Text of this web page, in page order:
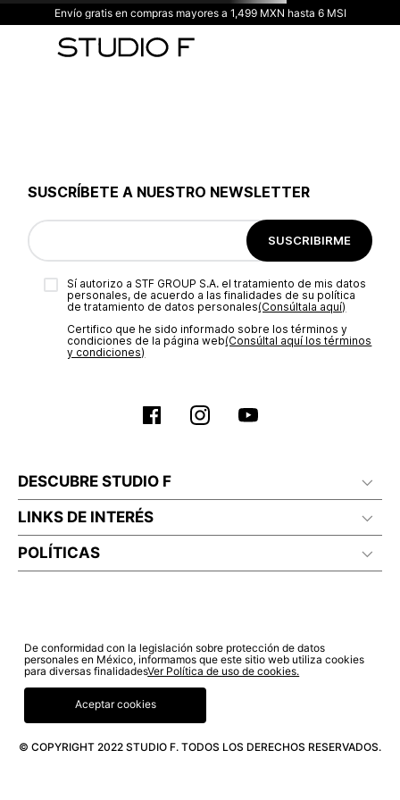
Envío gratis en compras mayores a 1,499 MXN hasta 6 MSI
SUSCRÍBETE A NUESTRO NEWSLETTER
SUSCRIBIRME
Sí autorizo a STF GROUP S.A. el tratamiento de mis datos
personales, de acuerdo a las finalidades de su política
de tratamiento de datos personales‎(Consúltala aquí)
Certifico que he sido informado sobre los términos y
condiciones de la página web‎(Consúltal aquí los términos
y condiciones)
DESCUBRE STUDIO F
LINKS DE INTERÉS
POLÍTICAS
© COPYRIGHT 2022 STUDIO F. TODOS LOS DERECHOS RESERVADOS.
De conformidad con la legislación sobre protección de datos
personales en México, informamos que este sitio web utiliza cookies
para diversas finalidadesVer Política de uso de cookies.
Aceptar cookies